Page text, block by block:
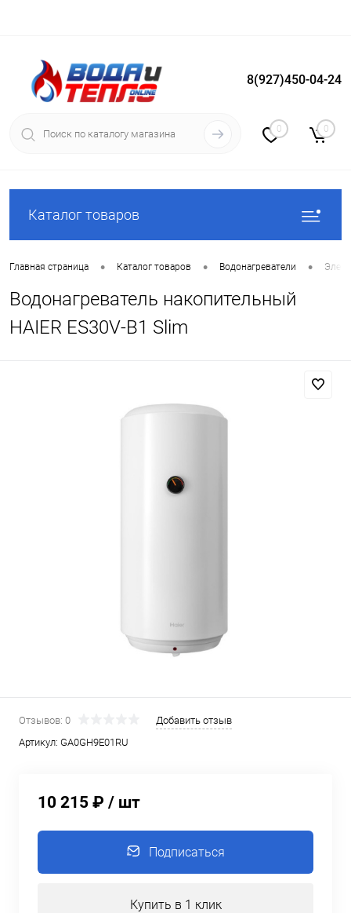
Вход Регистрация
8(927)450-04-24
0 0
Каталог товаров
Главная страница • Каталог товаров • Водонагреватели •
Водонагреватель накопительный
HAIER ES30V-B1 Slim
Отзывов: 0
Добавить отзыв
Артикул: GA0GH9E01RU
10 215 ₽ / шт
Подписаться
Купить в 1 клик